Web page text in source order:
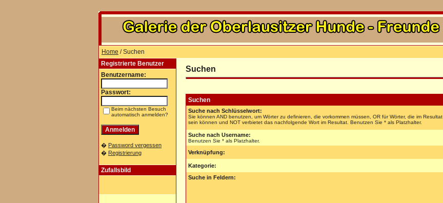
Home / Suchen
Registrierte Benutzer
Benutzername:
Passwort:
Beim nächsten Besuch
automatisch anmelden?
� Password vergessen
� Registrierung
Zufallsbild
Suchen
Suchen
Suche nach Schlüsselwort:
Sie können AND benutzen, um Wörter zu definieren, die vorkommen müssen, OR für Wörter, die im Resultat
sein können und NOT verbietet das nachfolgende Wort im Resultat. Benutzen Sie * als Platzhalter.
Suche nach Username:
Benutzen Sie * als Platzhalter.
Verknüpfung:
Kategorie:
Suche in Feldern: